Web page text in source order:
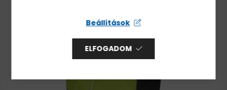
Beállítások
ELFOGADOM